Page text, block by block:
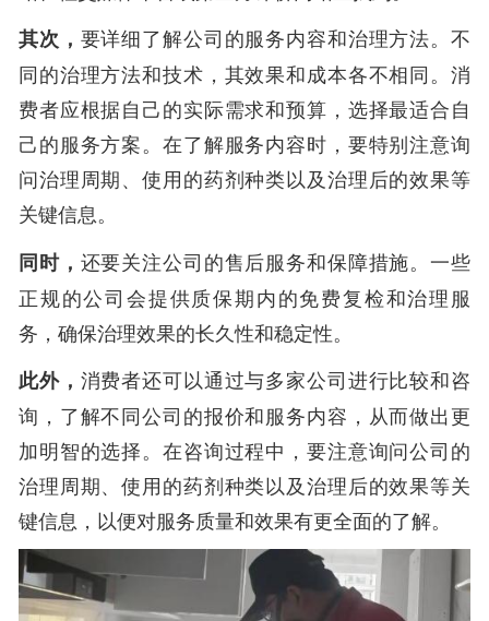
其次， 要详细了解公司的服务内容和治理方法。不
同的治理方法和技术，其效果和成本各不相同。消
费者应根据自己的实际需求和预算，选择最适合自
己的服务方案。在了解服务内容时，要特别注意询
问治理周期、使用的药剂种类以及治理后的效果等
关键信息。
同时， 还要关注公司的售后服务和保障措施。一些
正规的公司会提供质保期内的免费复检和治理服
务，确保治理效果的长久性和稳定性。
此外， 消费者还可以通过与多家公司进行比较和咨
询，了解不同公司的报价和服务内容，从而做出更
加明智的选择。在咨询过程中，要注意询问公司的
治理周期、使用的药剂种类以及治理后的效果等关
键信息，以便对服务质量和效果有更全面的了解。